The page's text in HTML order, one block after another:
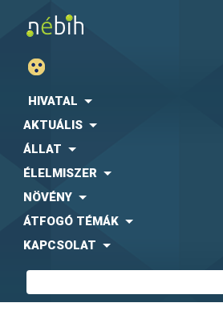
HIVATAL
AKTUÁLIS
ÁLLAT
ÉLELMISZER
NÖVÉNY
ÁTFOGÓ TÉMÁK
KAPCSOLAT